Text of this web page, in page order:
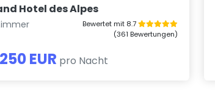
Hotel des Alpes
Bewertet mit 8.7
(361 Bewertungen)
250 EUR pro Nacht